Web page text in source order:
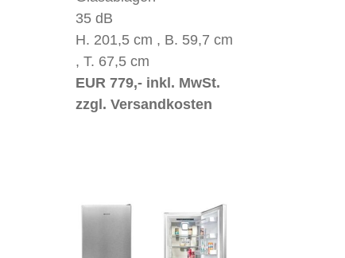
35 dB
H. 201,5 cm , B. 59,7 cm
, T. 67,5 cm
EUR 779,- inkl. MwSt.
zzgl. Versandkosten